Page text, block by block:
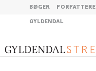
BØGER FORFATTERE
GYLDENDAL